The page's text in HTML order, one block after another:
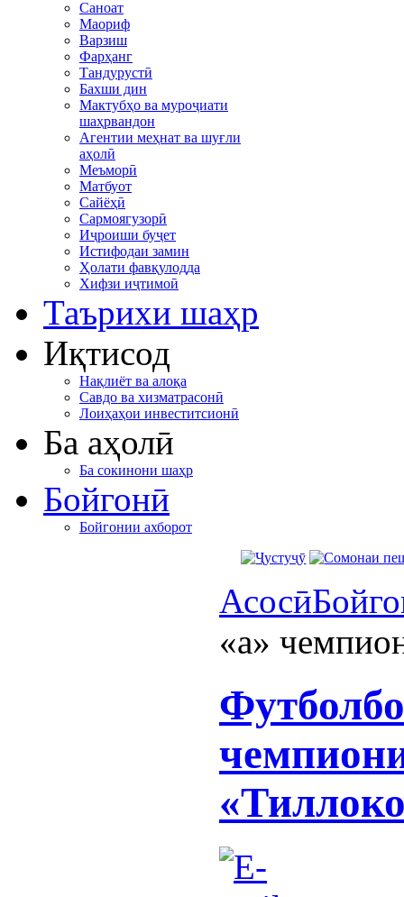
Саноат
Маориф
Варзиш
Фарҳанг
Тандурустӣ
Бахши дин
Мактубҳо ва муроҷиати
шаҳрвандон
Агентии меҳнат ва шуғли
аҳолӣ
Меъморӣ
Матбуот
Сайёҳӣ
Сармоягузорӣ
Иҷроиши буҷет
Истифодаи замин
Ҳолати фавқулодда
Хифзи иҷтимоӣ
Таърихи шаҳр
Иқтисод
Нақлиёт ва алоқа
Савдо ва хизматрасонӣ
Лоиҳаҳои инвеститсионӣ
Ба аҳолӣ
Ба сокинони шаҳр
Бойгонӣ
Бойгонии ахборот
Асосӣ
«а»